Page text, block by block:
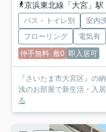
京浜東北線「大宮」駅
バス・トイレ別 室内
フローリング
電気有
仲手無料 敷0 即入居可
『さいたま市大宮区』の
浅のお部屋で新生活・入
る